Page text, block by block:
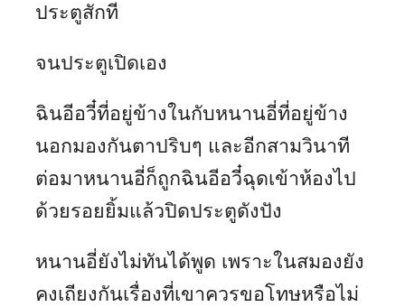
ประตูสักที
จนประตูเปิดเอง
ฉินอีอวี๋ที่อยู่ข้างในกับหนานอี่ที่อยู่ข้าง
นอกมองกันตาปริบๆ และอีกสามวินาที
ต่อมาหนานอี่ก็ถูกฉินอีอวี๋ฉุดเข้าห้องไป
ด้วยรอยยิ้มแล้วปิดประตูดังปัง
หนานอี่ยังไม่ทันได้พูด เพราะในสมองยัง
คงเถียงกันเรื่องที่เขาควรขอโทษหรือไม่